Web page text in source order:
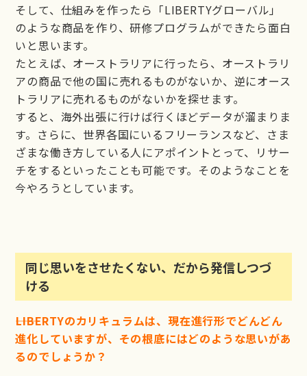
そして、仕組みを作ったら「LIBERTYグローバル」
のような商品を作り、研修プログラムができたら面白
いと思います。
たとえば、オーストラリアに行ったら、オーストラリ
アの商品で他の国に売れるものがないか、逆にオース
トラリアに売れるものがないかを探せます。
すると、海外出張に行けば行くほどデータが溜まりま
す。さらに、世界各国にいるフリーランスなど、さま
ざまな働き方している人にアポイントとって、リサー
チをするといったことも可能です。そのようなことを
今やろうとしています。
同じ思いをさせたくない、だから発信しつづ
ける
――LIBERTYのカリキュラムは、現在進行形でどんどん
進化していますが、その根底にはどのような思いがあ
るのでしょうか？